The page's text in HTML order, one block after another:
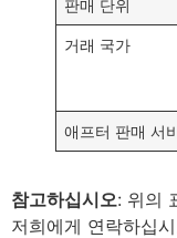
판매 단위
거래 국가
애프터 판매 서
참고하십시오: 위의
저희에게 연락하십